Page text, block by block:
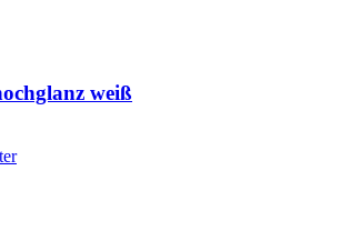
weiß